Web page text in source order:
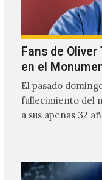
Fans de
en el
El pasado
fallecimiento del
a sus apenas 32